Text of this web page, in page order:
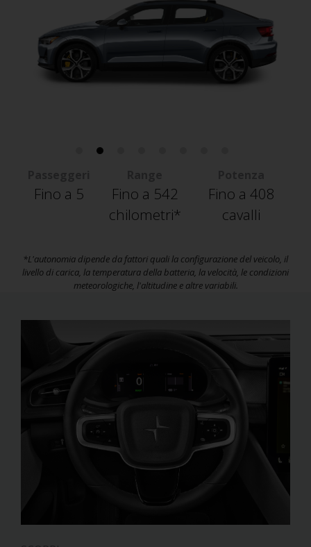
Fino a 5
Fino a 542
chilometri*
Fino a 408
cavalli
*L'autonomia dipende da fattori quali la configurazione del veicolo, il
livello di carica, la temperatura della batteria, la velocità, le condizioni
meteorologiche, l'altitudine e altre variabili.